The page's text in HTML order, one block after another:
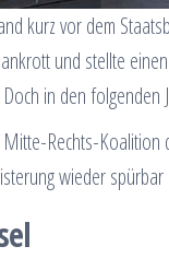
kurz vor dem
und stellte
in den
Rechts-
wieder